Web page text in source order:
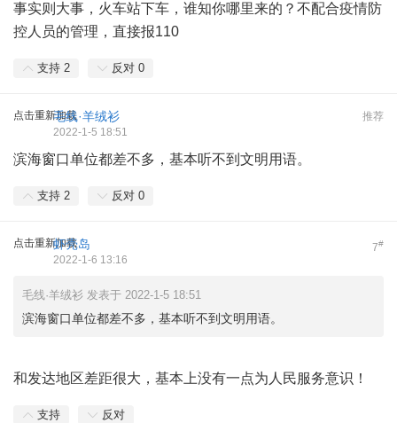
事实则大事，火车站下车，谁知你哪里来的？不配合疫情防
控人员的管理，直接报110
支持 2 反对 0
点击重新加载 推荐
毛线·羊绒衫
2022-1-5 18:51
滨海窗口单位都差不多，基本听不到文明用语。
支持 2 反对 0
点击重新加载 7#
虾壳岛
2022-1-6 13:16
毛线·羊绒衫 发表于 2022-1-5 18:51
滨海窗口单位都差不多，基本听不到文明用语。
和发达地区差距很大，基本上没有一点为人民服务意识！
支持 反对